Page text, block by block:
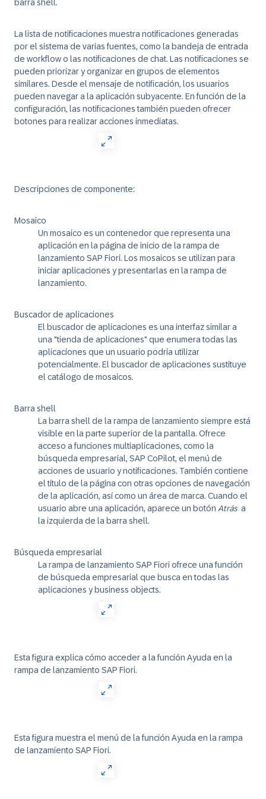
barra shell.
La lista de notificaciones muestra notificaciones generadas
por el sistema de varias fuentes, como la bandeja de entrada
de workflow o las notificaciones de chat. Las notificaciones se
pueden priorizar y organizar en grupos de elementos
similares. Desde el mensaje de notificación, los usuarios
pueden navegar a la aplicación subyacente. En función de la
configuración, las notificaciones también pueden ofrecer
botones para realizar acciones inmediatas.
Descripciones de componente:
Mosaico
Un mosaico es un contenedor que representa una
aplicación en la página de inicio de la rampa de
lanzamiento SAP Fiori. Los mosaicos se utilizan para
iniciar aplicaciones y presentarlas en la rampa de
lanzamiento.
Buscador de aplicaciones
El buscador de aplicaciones es una interfaz similar a
una "tienda de aplicaciones" que enumera todas las
aplicaciones que un usuario podría utilizar
potencialmente. El buscador de aplicaciones sustituye
el catálogo de mosaicos.
Barra shell
La barra shell de la rampa de lanzamiento siempre está
visible en la parte superior de la pantalla. Ofrece
acceso a funciones multiaplicaciones, como la
búsqueda empresarial, SAP CoPilot, el menú de
acciones de usuario y notificaciones. También contiene
el título de la página con otras opciones de navegación
de la aplicación, así como un área de marca. Cuando el
usuario abre una aplicación, aparece un botón Atrás a
la izquierda de la barra shell.
Búsqueda empresarial
La rampa de lanzamiento SAP Fiori ofrece una función
de búsqueda empresarial que busca en todas las
aplicaciones y business objects.
Esta figura explica cómo acceder a la función Ayuda en la
rampa de lanzamiento SAP Fiori.
Esta figura muestra el menú de la función Ayuda en la rampa
de lanzamiento SAP Fiori.